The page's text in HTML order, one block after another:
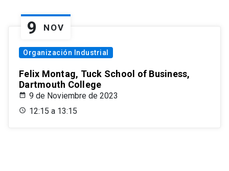
9 NOV
Organización Industrial
Felix Montag, Tuck School of Business,
Dartmouth College
9 de Noviembre de 2023
12:15 a 13:15